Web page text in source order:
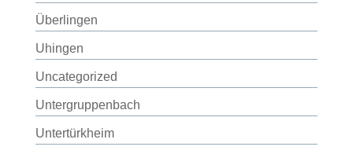
Überlingen
Uhingen
Uncategorized
Untergruppenbach
Untertürkheim